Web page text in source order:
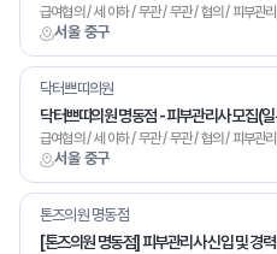
서울 중구
급여협의 / 세 이하 / 무관 / 무관 / 협의 / 피부관
서울 중구
닥터쁘띠의원
닥터쁘띠의원 명동점 - 피부관리사 모집(
급여협의 / 세 이하 / 무관 / 무관 / 협의 / 피부관
톤즈의원 명동점
[톤즈의원 명동점] 피부관리사 신입 및 경